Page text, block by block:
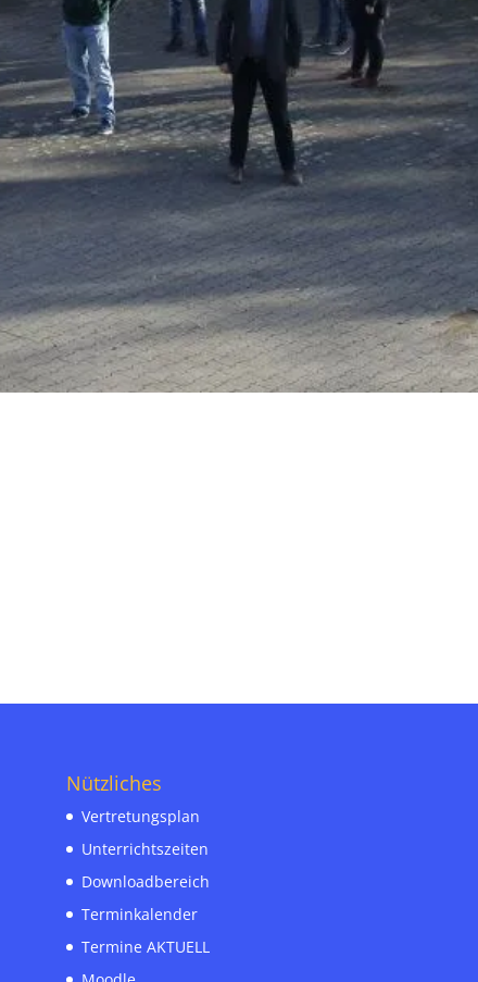
Nützliches
Vertretungsplan
Unterrichtszeiten
Downloadbereich
Terminkalender
Termine AKTUELL